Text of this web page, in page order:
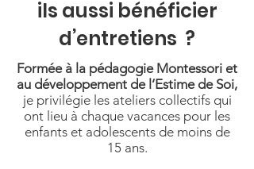
ils aussi bénéficier
d’entretiens ?
Formée à la pédagogie Montessori et
au développement de l’Estime de Soi,
je privilégie les ateliers collectifs qui
ont lieu à chaque vacances pour les
enfants et adolescents de moins de
15 ans.